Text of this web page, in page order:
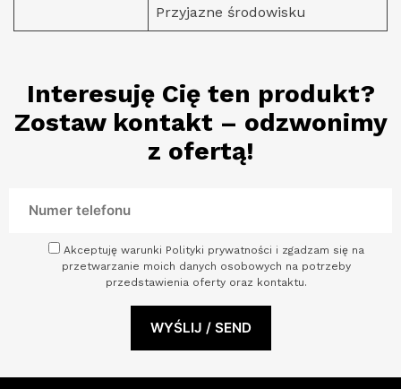
Przyjazne środowisku
Interesuję Cię ten produkt?
Zostaw kontakt – odzwonimy
z ofertą!
Akceptuję warunki Polityki prywatności i zgadzam się na
przetwarzanie moich danych osobowych na potrzeby
przedstawienia oferty oraz kontaktu.